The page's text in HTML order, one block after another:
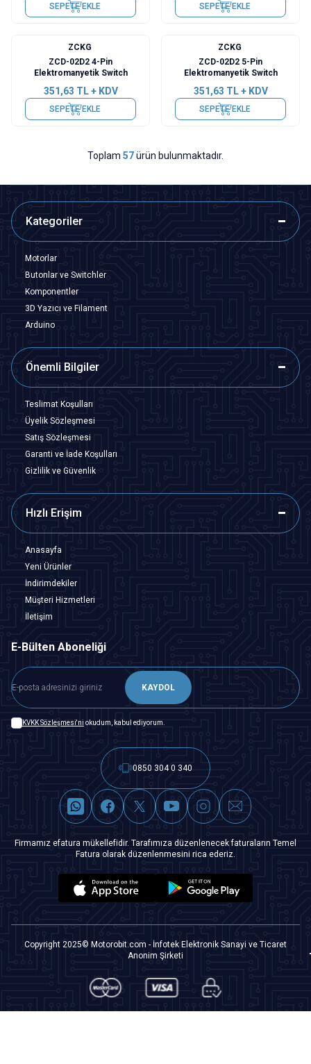
SEPETE EKLE SEPETE EKLE
ZCKG
ZCD-02D2 4-Pin
Elektromanyetik Switch
351,63 TL + KDV
SEPETE EKLE
ZCKG
ZCD-02D2 5-Pin
Elektromanyetik Switch
351,63 TL + KDV
SEPETE EKLE
Toplam 57ürün bulunmaktadır.
Kategoriler
Motorlar
Butonlar ve Switchler
Komponentler
3D Yazıcı ve Filament
Arduino
Önemli Bilgiler
Teslimat Koşulları
Üyelik Sözleşmesi
Satış Sözleşmesi
Garanti ve İade Koşulları
Gizlilik ve Güvenlik
Hızlı Erişim
Anasayfa
Yeni Ürünler
İndirimdekiler
Müşteri Hizmetleri
İletişim
E-Bülten Aboneliği
KAYDOL
KVKK Sözleşmesi'ni okudum, kabul ediyorum.
0850 304 0 340
Firmamız efatura mükellefidir. Tarafımıza düzenlenecek faturaların Temel
Fatura olarak düzenlenmesini rica ederiz.
Copyright 2025© Motorobit.com - İnfotek Elektronik Sanayi ve Ticaret
Anonim Şirketi